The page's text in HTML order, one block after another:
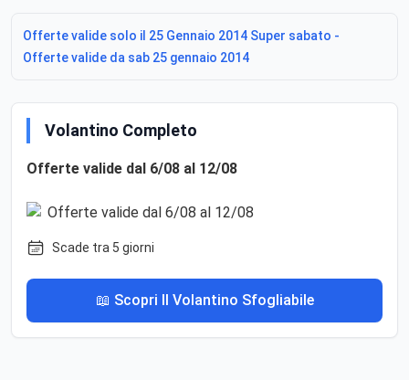
Offerte valide solo il 25 Gennaio 2014 Super sabato -
Offerte valide da sab 25 gennaio 2014
Volantino Completo
Offerte valide dal 6/08 al 12/08
Scade tra 5 giorni
📖 Scopri Il Volantino Sfogliabile